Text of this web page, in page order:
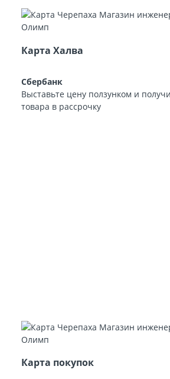
Карта Халва
Сбербанк
Выставьте цену ползунком и
товара в рассрочку
Карта покупок